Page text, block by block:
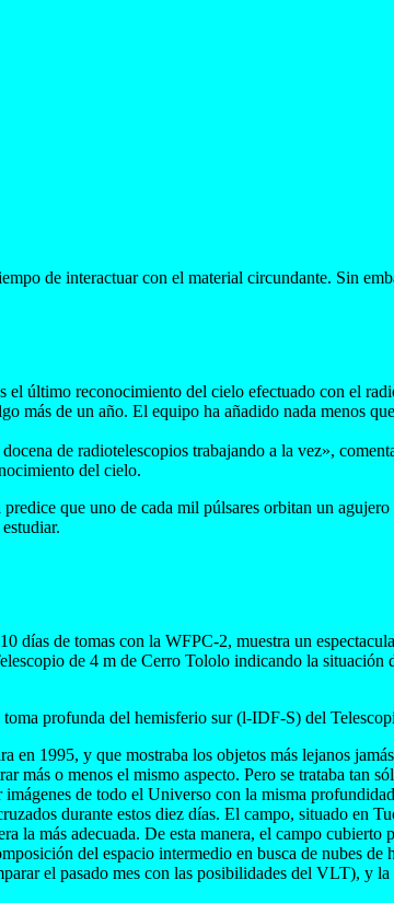
de interactuar con el material circundante. Sin
último reconocimiento del cielo efectuado con el
más de un año. El equipo ha añadido nada menos
de radiotelescopios trabajando a la vez»,
del cielo.
que uno de cada mil púlsares orbitan un agujero
de tomas con la WFPC-2, muestra un
de 4 m de Cerro Tololo indicando la
profunda del hemisferio sur (l-IDF-S) del
1995, y que mostraba los objetos más lejanos
o menos el mismo aspecto. Pero se trataba tan
de todo el Universo con la misma
durante estos diez días. El campo, situado en
la más adecuada. De esta manera, el campo cubierto
del espacio intermedio en busca de nubes
el pasado mes con las posibilidades del VLT), y